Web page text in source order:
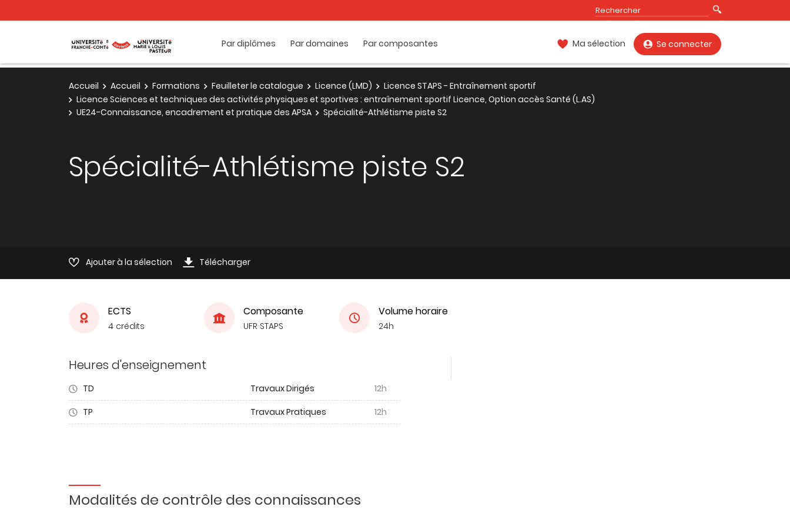
Par diplômes Par domaines Par composantes Ma sélection Se connecter
Accueil Accueil Formations Feuilleter le catalogue Licence (LMD)
Licence STAPS - Entraînement sportif
Licence Sciences et techniques des activités physiques et sportives : entraînement sportif Licence, Option accès Santé (L.AS)
UE24-Connaissance, encadrement et pratique des APSA
Spécialité-Athlétisme piste S2
Spécialité-Athlétisme piste S2
Ajouter à la sélection Télécharger
ECTS
4 crédits
Composante
UFR STAPS
Volume horaire
24h
Heures d'enseignement
TD Travaux Dirigés
12h
TP
Travaux Pratiques 12h
Modalités de contrôle des connaissances